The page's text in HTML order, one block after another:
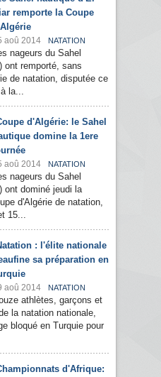
remporte la Coupe
aoû 2014 NATATION
nageurs du Sahel
ont remporté, sans
de natation, disputée ce
la...
d'Algérie: le Sahel
domine la 1ere
aoû 2014 NATATION
nageurs du Sahel
ont dominé jeudi la
d'Algérie de natation,
15...
: l'élite nationale
sa préparation en
aoû 2014 NATATION
athlètes, garçons et
la natation nationale,
bloqué en Turquie pour
d'Afrique: